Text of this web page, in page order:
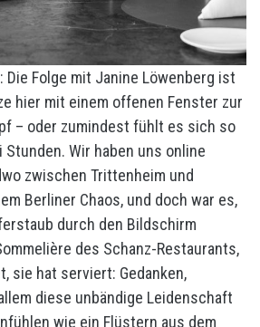
Folge mit Janine Löwenberg ist
hier mit einem offenen Fenster zur
– oder zumindest fühlt es sich so
Stunden. Wir haben uns online
zwischen Trittenheim und
Berliner Chaos, und doch war es,
durch den Bildschirm
des Schanz-Restaurants,
sie hat serviert: Gedanken,
diese unbändige Leidenschaft
wie ein Flüstern aus dem